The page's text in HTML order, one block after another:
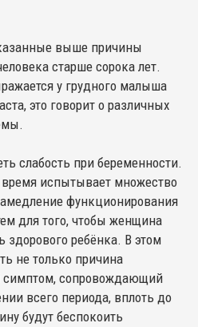
выше причины
старше сорока лет.
у грудного малыша
это говорит о различных
слабость при беременности.
испытывает множество
функционирования
для того, чтобы женщина
здорового ребёнка. В этом
не только причина
симптом, сопровождающий
всего периода, вплоть до
будут беспокоить